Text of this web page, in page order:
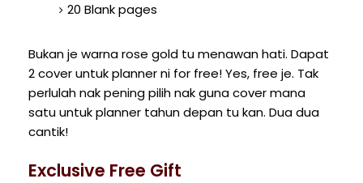
20 Blank pages
Bukan je warna rose gold tu menawan hati. Dapat
2 cover untuk planner ni for free! Yes, free je. Tak
perlulah nak pening pilih nak guna cover mana
satu untuk planner tahun depan tu kan. Dua dua
cantik!
Exclusive Free Gift